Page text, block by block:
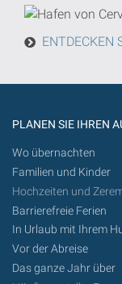
in
Zukunft
werden
ENTDECKEN
PLANEN SIE IHREN
Wo übernachten
Familien und Kinder
Hochzeiten und
Barrierefreie Ferien
In Urlaub mit Ihrem
Vor der Abreise
Das ganze Jahr über